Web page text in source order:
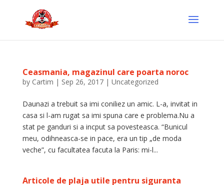
Ceasmania, magazinul care poarta noroc
by Cartim | Sep 26, 2017| Uncategorized
Daunazi a trebuit sa imi coniliez un amic. L-a, invitat in
casa si l-am rugat sa imi spuna care e problema.Nu a
stat pe ganduri si a incput sa povesteasca. “Bunicul
meu, odihneasca-se in pace, era un tip „de moda
veche”, cu facultatea facuta la Paris: mi-l...
Articole de plaja utile pentru siguranta